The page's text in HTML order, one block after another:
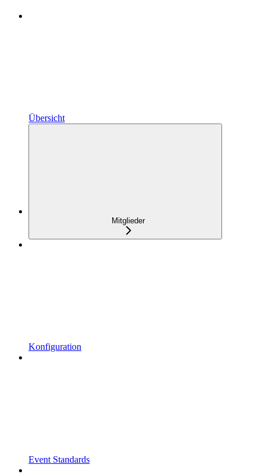
Übersicht
Mitglieder
Konfiguration
Event Standards